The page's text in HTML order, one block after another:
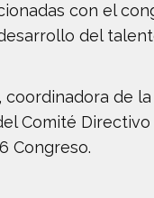
con el
del
de
Comité Directivo
Congreso.